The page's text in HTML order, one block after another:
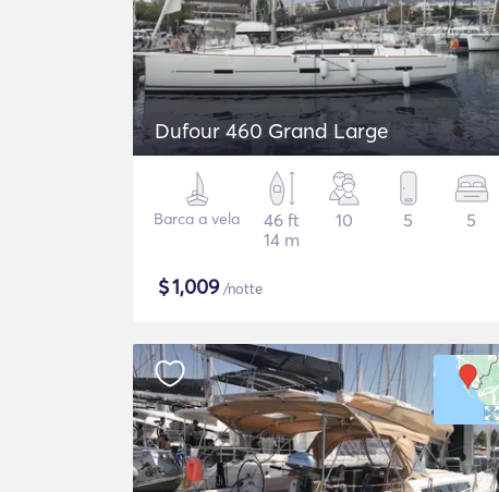
Dufour 460 Grand Large
Barca a vela
46 ft
14 m
10 5 5
$1,009/notte